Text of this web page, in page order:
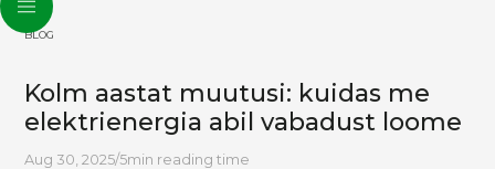
BLOG
Kolm aastat muutusi: kuidas me
elektrienergia abil vabadust loome
Aug 30, 2025/5min reading time